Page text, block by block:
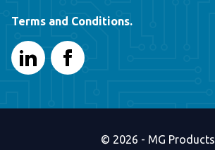
Terms and Conditions.
© 2026 - MG Products